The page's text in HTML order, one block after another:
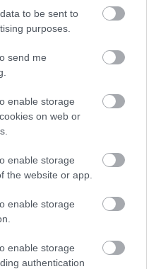
to be sent to
purposes.
send me
enable storage
on web or
enable storage
the website or app.
enable storage
enable storage
authentication
utalás? A bíróság szerint
döbbenetesen nagy
nem jár vissza a pénz.